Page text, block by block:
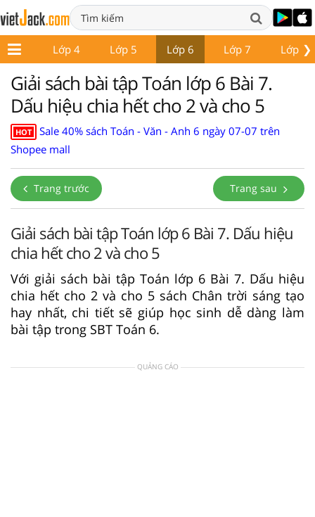
❯
3 Lớp 4 Lớp 5 Lớp 6 Lớp 7 Lớp 8
Giải sách bài tập Toán lớp 6 Bài 7.
Dấu hiệu chia hết cho 2 và cho 5
HOT
Sale 40% sách Toán - Văn - Anh 6 ngày 07-07 trên
Shopee mall
Trang trước Trang sau
Giải sách bài tập Toán lớp 6 Bài 7. Dấu hiệu
chia hết cho 2 và cho 5
Với giải sách bài tập Toán lớp 6 Bài 7. Dấu hiệu
chia hết cho 2 và cho 5 sách Chân trời sáng tạo
hay nhất, chi tiết sẽ giúp học sinh dễ dàng làm
bài tập trong SBT Toán 6.
QUẢNG CÁO